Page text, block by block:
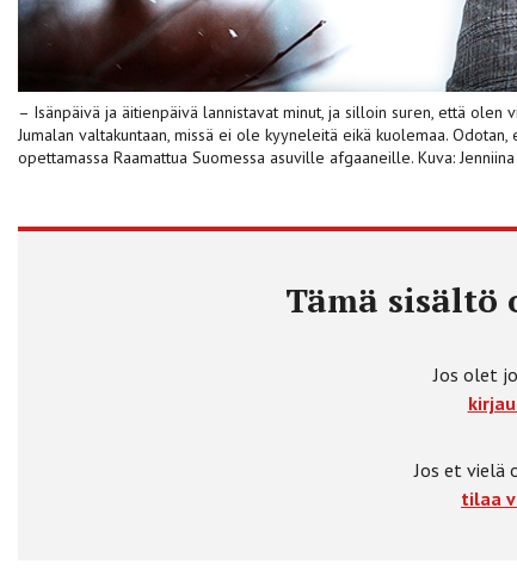
– Isänpäivä ja äitienpäivä lannistavat minut, ja silloin suren, että
Jumalan valtakuntaan, missä ei ole kyyneleitä eikä kuolemaa.
opettamassa Raamattua Suomessa asuville afgaaneille. Kuva:
Tämä
Jos olet
Jos et vielä
tilaa